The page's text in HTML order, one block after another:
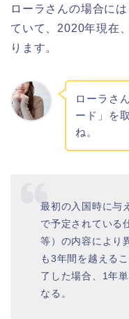
ローラさんの場合に
ていて、2020年現在
ります。
ローラさ
ード」を
ね。
最初の入国時に与
で予定されている
等）の内容により
も3年間を越える
了した場合、1年
なる。